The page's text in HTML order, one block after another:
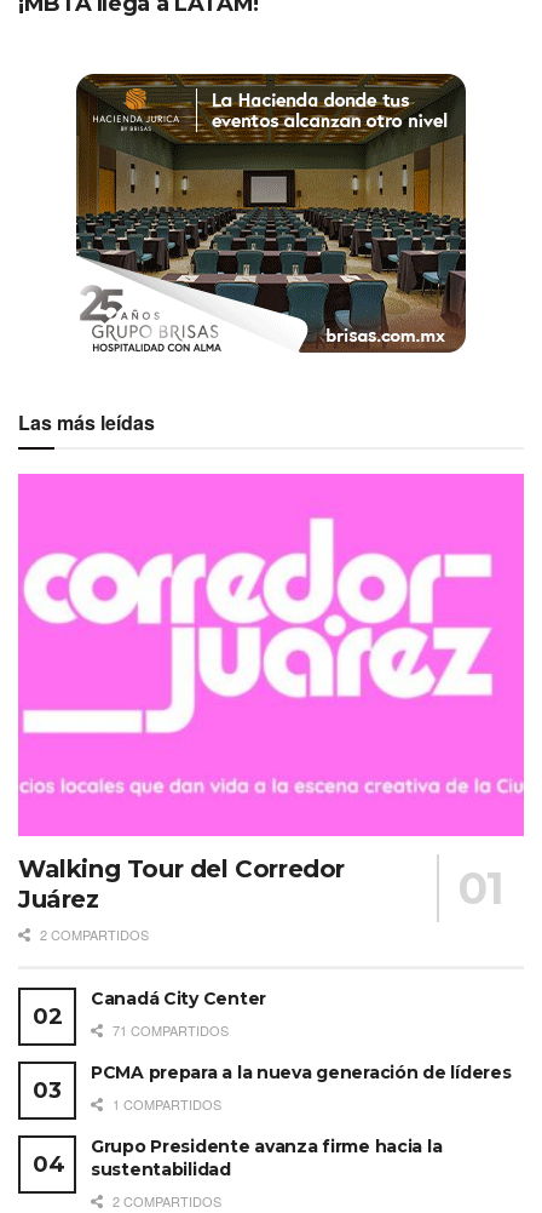
Las más leídas
Walking Tour del Corredor
Juárez
2 COMPARTIDOS
Canadá City Center
71 COMPARTIDOS
PCMA prepara a la nueva generación de líderes
1 COMPARTIDOS
Grupo Presidente avanza firme hacia la
sustentabilidad
2 COMPARTIDOS